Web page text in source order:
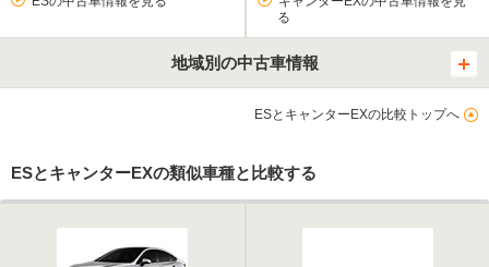
る
地域別の中古車情報
ESとキャンターEXの比較トップへ
ESとキャンターEXの類似車種と比較する